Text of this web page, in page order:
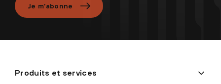
Je m’abonne
Produits et services